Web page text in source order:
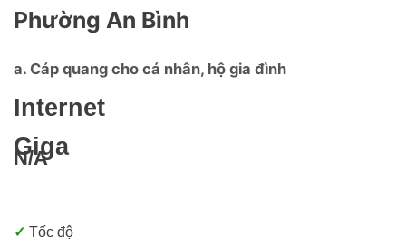
Phường An Bình
a. Cáp quang cho cá nhân, hộ gia đình
Internet
Giga
N/A
✓ Tốc độ